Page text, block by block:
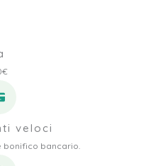
veloci
bancario.